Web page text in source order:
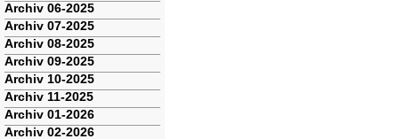
Archiv 06-2025
Archiv 07-2025
Archiv 08-2025
Archiv 09-2025
Archiv 10-2025
Archiv 11-2025
Archiv 01-2026
Archiv 02-2026